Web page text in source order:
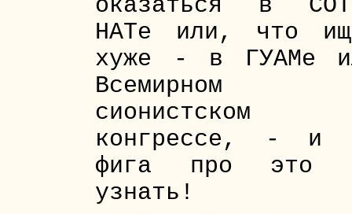
оказаться в
НАТе или, что
хуже - в ГУАМе
Всемирном
сионистском
конгрессе, - и
фига про это
узнать!